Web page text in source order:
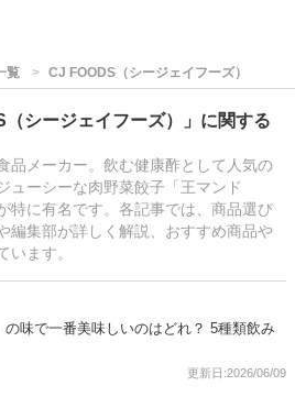
覧 CJ FOODS（シージェイフーズ）
シージェイフーズ）」に関する
品メーカー。飲む健康酢として人気の
ューシーな肉野菜餃子「王マンド
特に有名です。各記事では、商品選び
編集部が詳しく解説、おすすめ商品や
います。
の味で一番美味しいのはどれ？ 5種類飲み
更新日:2026/06/09